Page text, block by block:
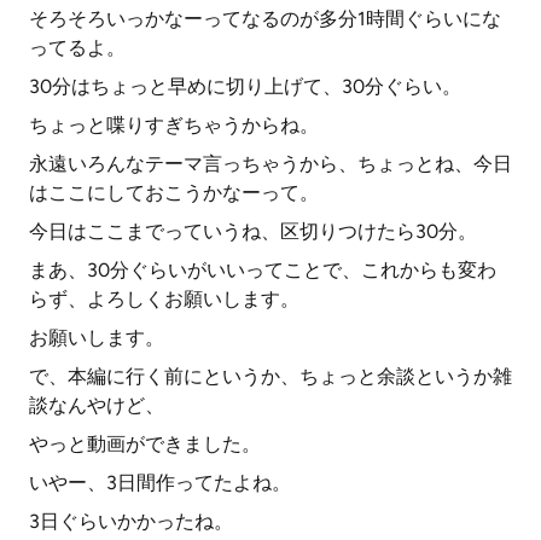
そろそろいっかなーってなるのが多分1時間ぐらいにな
ってるよ。
30分はちょっと早めに切り上げて、30分ぐらい。
ちょっと喋りすぎちゃうからね。
永遠いろんなテーマ言っちゃうから、ちょっとね、今日
はここにしておこうかなーって。
今日はここまでっていうね、区切りつけたら30分。
まあ、30分ぐらいがいいってことで、これからも変わ
らず、よろしくお願いします。
お願いします。
で、本編に行く前にというか、ちょっと余談というか雑
談なんやけど、
やっと動画ができました。
いやー、3日間作ってたよね。
3日ぐらいかかったね。